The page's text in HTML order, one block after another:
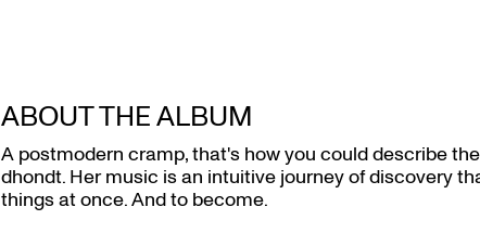
ABOUT THE ALBUM
A postmodern cramp, that's how you could describe
dhondt. Her music is an intuitive journey of discovery
things at once. And to become.